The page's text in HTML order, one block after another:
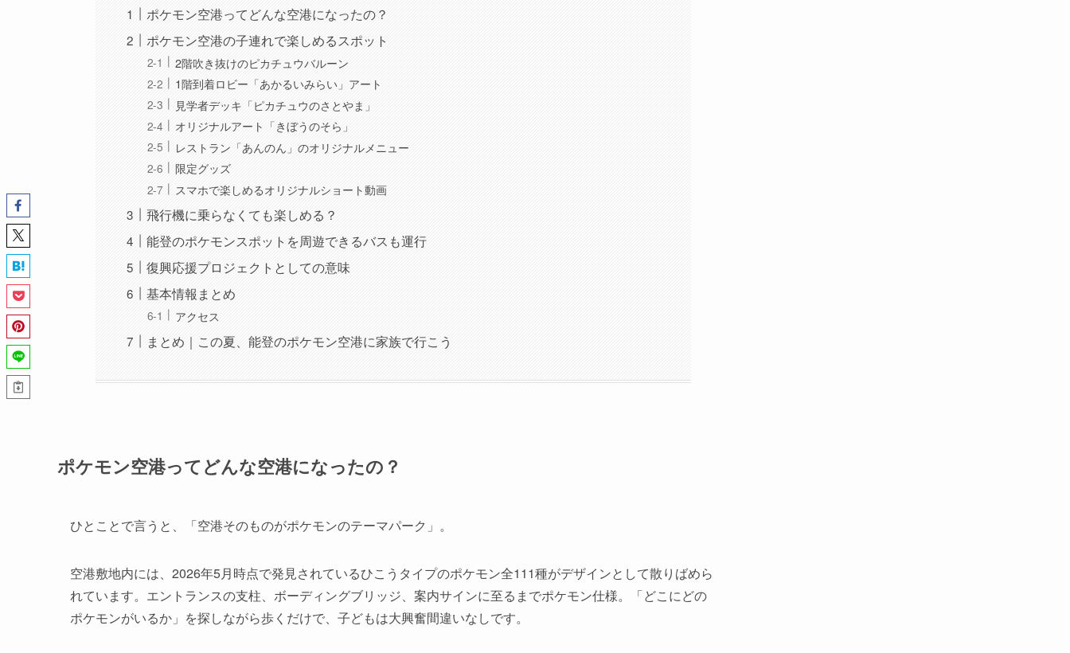
ポケモン空港ってどんな空港になったの？
ポケモン空港の子連れで楽しめるスポット
2階吹き抜けのピカチュウバルーン
1階到着ロビー「あかるいみらい」アート
見学者デッキ「ピカチュウのさとやま」
オリジナルアート「きぼうのそら」
レストラン「あんのん」のオリジナルメニュー
限定グッズ
スマホで楽しめるオリジナルショート動画
飛行機に乗らなくても楽しめる？
能登のポケモンスポットを周遊できるバスも運行
復興応援プロジェクトとしての意味
基本情報まとめ
アクセス
まとめ｜この夏、能登のポケモン空港に家族で行こう
ポケモン空港ってどんな空港になったの？
ひとことで言うと、「空港そのものがポケモンのテーマパーク」。
空港敷地内には、2026年5月時点で発見されているひこうタイプのポケモン全111種がデザインとして散りばめら
れています。エントランスの支柱、ボーディングブリッジ、案内サインに至るまでポケモン仕様。「どこにどの
ポケモンがいるか」を探しながら歩くだけで、子どもは大興奮間違いなしです。